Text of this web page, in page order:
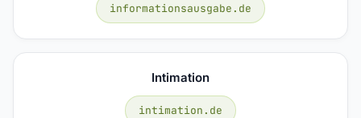
informationsausgabe.de
Intimation
intimation.de